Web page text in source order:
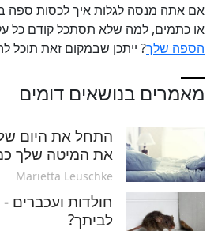
אם אתה מנסה לגלות איך לכסות ספה
או כתמים, למה שלא תסתכל קודם כל
הספה שלך? ייתכן שבמקום זאת תוכל
מאמרים בנושאים דומים
התחל את היום
את המיטה שלך
Marietta Leuschke
חולדות ועכברים
לביתך?